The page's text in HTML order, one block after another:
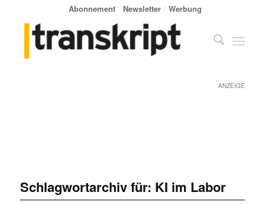
Abonnement Newsletter Werbung
ANZEIGE
Schlagwortarchiv für: KI im Labor